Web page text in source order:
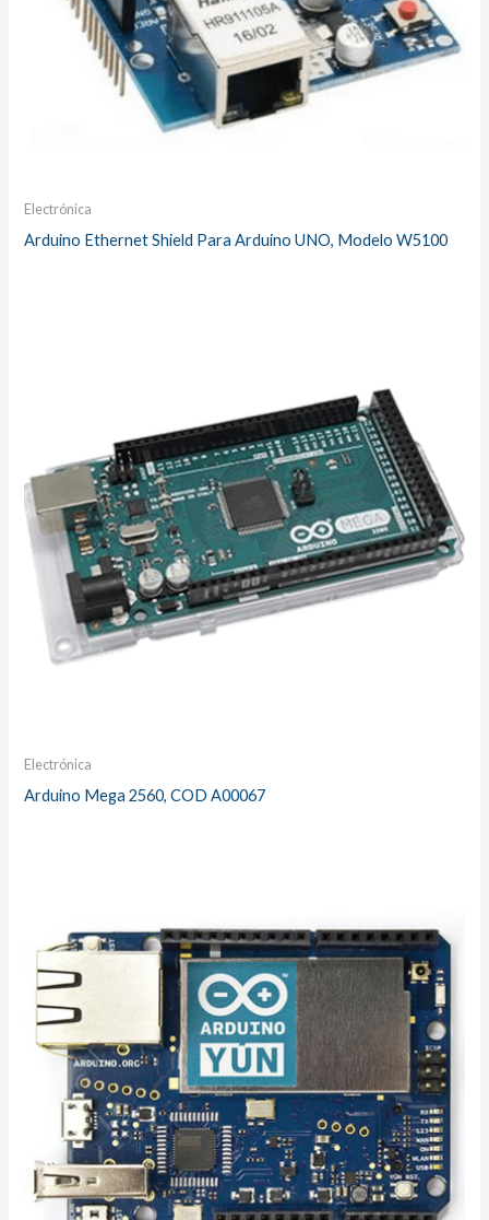
Electrónica
Arduino Ethernet Shield Para Arduino UNO, Modelo W5100
Electrónica
Arduino Mega 2560, COD A00067